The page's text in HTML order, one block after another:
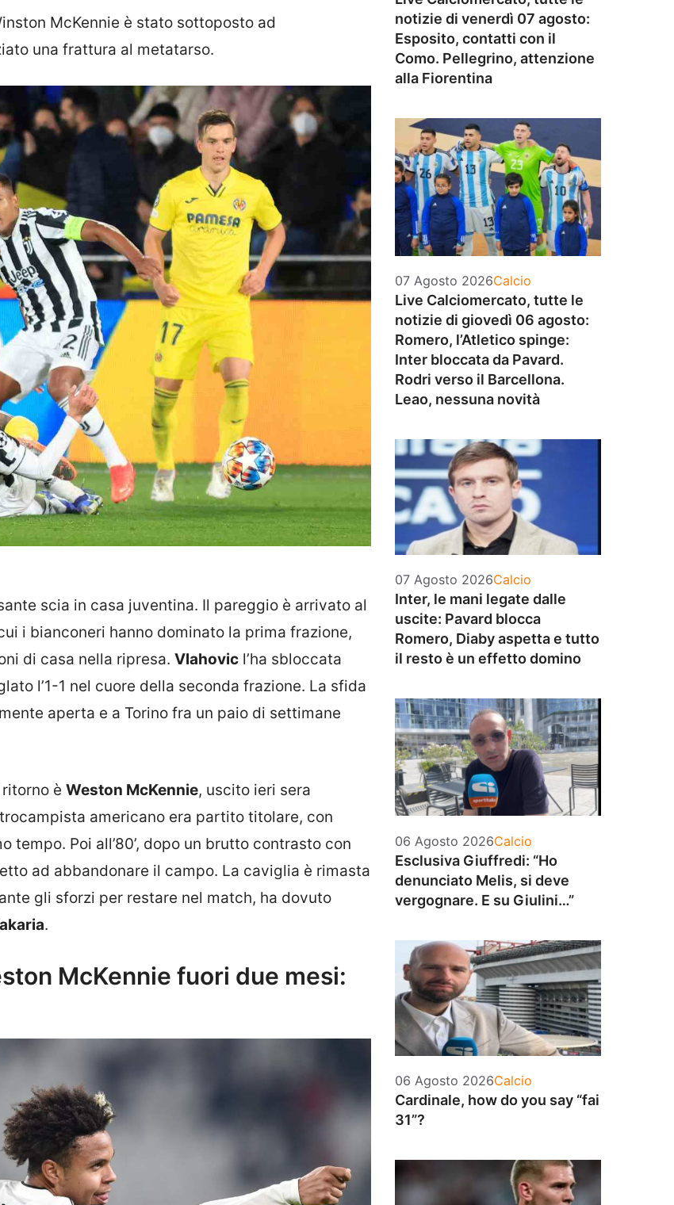
McKennie è stato sottoposto ad
una frattura al metatarso.
scia in casa juventina. Il pareggio è arrivato al
i bianconeri hanno dominato la prima frazione,
di casa nella ripresa. Vlahovic l’ha sbloccata
l’1-1 nel cuore della seconda frazione. La sfida
aperta e a Torino fra un paio di settimane
è Weston McKennie, uscito ieri sera
americano era partito titolare, con
tempo. Poi all’80’, dopo un brutto contrasto con
ad abbandonare il campo. La caviglia è rimasta
gli sforzi per restare nel match, ha dovuto
.
McKennie fuori due mesi:
notizie di venerdì 07 agosto:
Esposito, contatti con il
Como. Pellegrino, attenzione
alla Fiorentina
07 Agosto 2026Categorie
Calcio
Live Calciomercato, tutte le
notizie di giovedì 06 agosto:
Romero, l’Atletico spinge:
Inter bloccata da Pavard.
Rodri verso il Barcellona.
Leao, nessuna novità
07 Agosto 2026Categorie
Calcio
Inter, le mani legate dalle
uscite: Pavard blocca
Romero, Diaby aspetta e tutto
il resto è un effetto domino
06 Agosto 2026Categorie
Calcio
Esclusiva Giuffredi: “Ho
denunciato Melis, si deve
vergognare. E su Giulini…”
06 Agosto 2026Categorie
Calcio
Cardinale, how do you say “fai
31”?